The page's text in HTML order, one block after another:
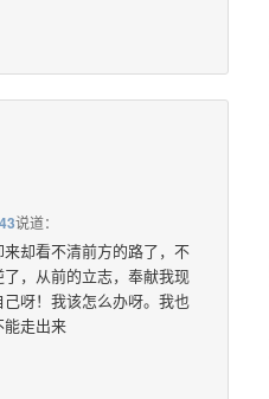
说道：
却看不清前方的路了，不
，从前的立志，奉献我现
呀！我该怎么办呀。我也
走出来